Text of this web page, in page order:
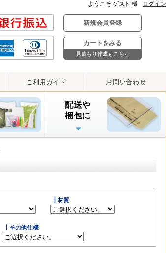
ようこそ ゲスト 様 ログイン
新規会員登録
カートをみる
見積もり作成もこちら
ご利用ガイド お問い合わせ
配送や
梱包に
┃材質
┃その他仕様